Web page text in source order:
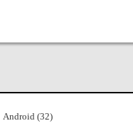
Android (32)